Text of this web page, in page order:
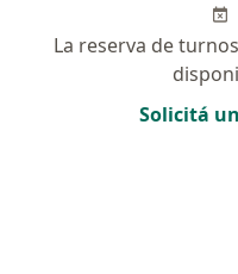
La reserva de
Solicitá